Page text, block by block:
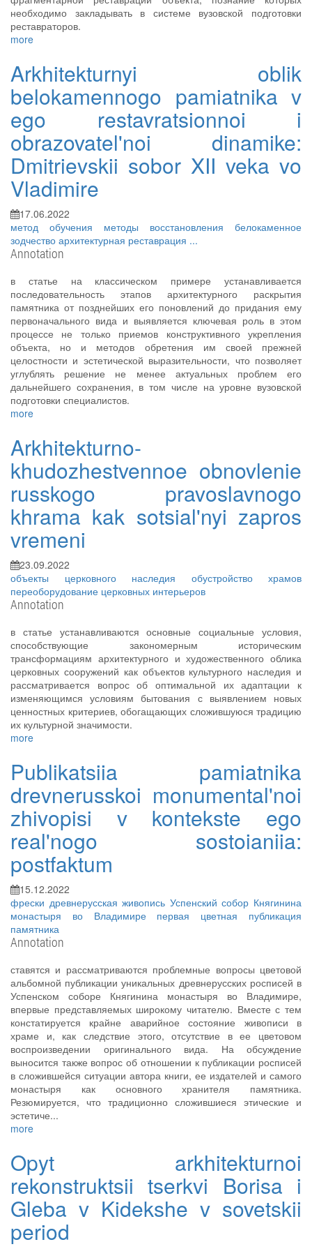
необходимо закладывать в системе вузовской подготовки
реставраторов.
more
Arkhitekturnyi oblik
belokamennogo pamiatnika v
ego restavratsionnoi i
obrazovatel'noi dinamike:
Dmitrievskii sobor XII veka vo
Vladimire
17.06.2022
метод обучения методы восстановления белокаменное
зодчество архитектурная реставрация ...
Annotation
в статье на классическом примере устанавливается
последовательность этапов архитектурного раскрытия
памятника от позднейших его поновлений до придания ему
первоначального вида и выявляется ключевая роль в этом
процессе не только приемов конструктивного укрепления
объекта, но и методов обретения им своей прежней
целостности и эстетической выразительности, что позволяет
углублять решение не менее актуальных проблем его
дальнейшего сохранения, в том числе на уровне вузовской
подготовки специалистов.
more
Arkhitekturno-
khudozhestvennoe obnovlenie
russkogo pravoslavnogo
khrama kak sotsial'nyi zapros
vremeni
23.09.2022
объекты церковного наследия обустройство храмов
переоборудование церковных интерьеров
Annotation
в статье устанавливаются основные социальные условия,
способствующие закономерным историческим
трансформациям архитектурного и художественного облика
церковных сооружений как объектов культурного наследия и
рассматривается вопрос об оптимальной их адаптации к
изменяющимся условиям бытования с выявлением новых
ценностных критериев, обогащающих сложившуюся традицию
их культурной значимости.
more
Publikatsiia pamiatnika
drevnerusskoi monumental'noi
zhivopisi v kontekste ego
real'nogo sostoianiia:
postfaktum
15.12.2022
фрески древнерусская живопись Успенский собор Княгинина
монастыря во Владимире первая цветная публикация
памятника
Annotation
ставятся и рассматриваются проблемные вопросы цветовой
альбомной публикации уникальных древнерусских росписей в
Успенском соборе Княгинина монастыря во Владимире,
впервые представляемых широкому читателю. Вместе с тем
констатируется крайне аварийное состояние живописи в
храме и, как следствие этого, отсутствие в ее цветовом
воспроизведении оригинального вида. На обсуждение
выносится также вопрос об отношении к публикации росписей
в сложившейся ситуации автора книги, ее издателей и самого
монастыря как основного хранителя памятника.
Резюмируется, что традиционно сложившиеся этические и
эстетиче...
more
Opyt arkhitekturnoi
rekonstruktsii tserkvi Borisa i
Gleba v Kidekshe v sovetskii
period